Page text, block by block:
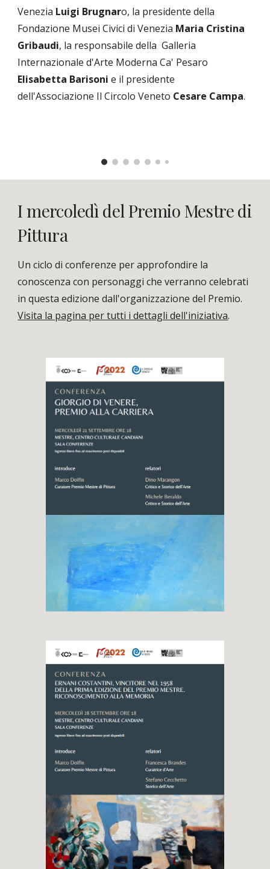
Venezia Luigi Brugnaro, la presidente della
Fondazione Musei Civici di Venezia Maria Cristina
Gribaudi, la responsabile della Galleria
Internazionale d'Arte Moderna Ca' Pesaro
Elisabetta Barisoni e il presidente
dell'Associazione Il Circolo Veneto Cesare Campa.
I mercoledì del Premio Mestre di
Pittura
Un ciclo di conferenze per approfondire la
conoscenza con personaggi che verranno celebrati
in questa edizione dall'organizzazione del Premio.
Visita la pagina per tutti i dettagli dell'iniziativa.